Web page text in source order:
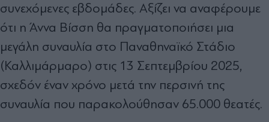
συνεχόμενες εβδομάδες. Αξίζει να αναφέρουμε
ότι η Άννα Βίσση θα πραγματοποιήσει μια
μεγάλη συναυλία στο Παναθηναϊκό Στάδιο
(Καλλιμάρμαρο) στις 13 Σεπτεμβρίου 2025,
σχεδόν έναν χρόνο μετά την περσινή της
συναυλία που παρακολούθησαν 65.000 θεατές.